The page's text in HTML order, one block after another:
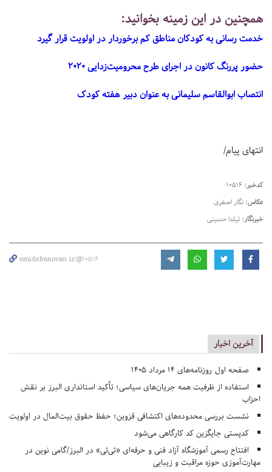
همچنین در این زمینه بخوانید:
خدمت رسانی به کودکان مناطق کم برخوردار در اولویت قرار گیرد
حضور پررنگ کانون در اجرای طرح محرومیت‌زدایی ۲۰۲۰
انتصاب ابوالقاسم سلیمانی به عنوان دبیر هفته کودک
انتهای پیام/
کدخبر: 10516
عکاس: نگار اصغری
خبرنگار: تیلدا حسینی
omidebanovan.ir/@10516
آخرین اخبار
صفحه اول روزنامه‌های 14 مرداد 1405
استفاده از ظرفیت همه جریان‌های سیاسی؛ تأکید استانداری البرز بر نقش
احزاب
نشست بررسی محدوده‌های اکتشافی قزوین؛ حفظ حقوق بیت‌المال در اولویت
کدپستی جایگزین کد کارگاهی می‌شود
افتتاح رسمی آموزشگاه آزاد فنی و حرفه‌ای «تی‌تی» در البرز/گامی نوین در
مهارت‌آموزی حوزه مراقبت و زیبایی